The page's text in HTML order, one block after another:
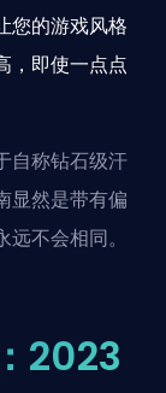
您的游戏风格
，即使一点点
自称钻石级汗
显然是带有偏
不会相同。
2023